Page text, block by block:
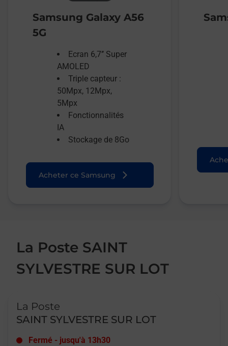
Samsung Galaxy A56
5G
Ecran 6,7’’ Super
AMOLED
Triple capteur :
50Mpx, 12Mpx,
5Mpx
Fonctionnalités
IA
Stockage de 8Go
Acheter ce Samsung
La Poste SAINT
SYLVESTRE SUR LOT
La Poste
SAINT SYLVESTRE SUR LOT
Fermé - jusqu'à 13h30